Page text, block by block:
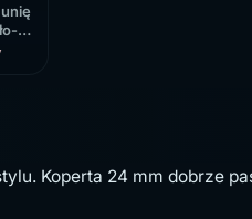
Koperta 24 mm dobrze